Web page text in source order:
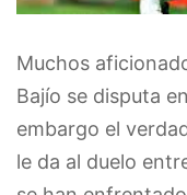
Muchos
Bajío se disputa
embargo el
le da al duelo